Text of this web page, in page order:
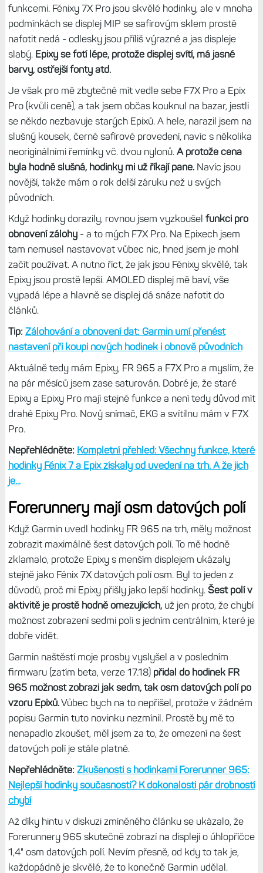
Jenže od té doby se mi mnohokrát stalo, že by se Epixy
hodily - ať už kvůli testům či kvůli focení displejů s novými
funkcemi. Fénixy 7X Pro jsou skvělé hodinky, ale v mnoha
podmínkách se displej MIP se safírovým sklem prostě
nafotit nedá - odlesky jsou příliš výrazné a jas displeje
slabý.Epixy se fotí lépe, protože displej svítí, má jasné
barvy, ostřejší fonty atd.
Je však pro mě zbytečné mít vedle sebe F7X Pro a Epix
Pro (kvůli ceně), a tak jsem občas kouknul na bazar, jestli
se někdo nezbavuje starých Epixů. A hele, narazil jsem na
slušný kousek, černé safírové provedení, navíc s několika
neoriginálními řemínky vč. dvou nylonů.A protože cena
byla hodně slušná, hodinky mi už říkají pane.
novější, takže mám o rok delší záruku než u svých
původních.
Když hodinky dorazily, rovnou jsem vyzkoušelfunkci pro
obnovení zálohy- a to mých F7X Pro. Na Epixech jsem
tam nemusel nastavovat vůbec nic, hned jsem je mohl
začít používat. A nutno říct, že jak jsou Fénixy skvělé, tak
Epixy jsou prostě lepší. AMOLED displej mě baví, vše
článků.
Tip:
Aktuálně tedy mám Epixy, FR 965 a F7X Pro a myslím, že
na pár měsíců jsem zase saturován. Dobré je, že staré
Epixy a Epixy Pro mají stejné funkce a není tedy důvod mít
drahé Epixy Pro. Nový snímač, EKG a svítilnu mám v F7X
Pro.
Nepřehlédněte: Kompletní přehled: Všechny funkce, které
hodinky Fénix 7 a Epix získaly od uvedení na trh. A že jich
je...
Forerunnery mají osm datových polí
Když Garmin uvedl hodinky FR 965 na trh, měly možnost
zobrazit maximálně šest datových polí. To mě hodně
zklamalo, protože Epixy s menším displejem ukázaly
stejně jako Fénix 7X datových polí osm. Byl to jeden z
důvodů, proč mi Epixy přišly jako lepší hodinky. Šest polí v
aktivitě je prostě hodně omezujících,
možnost zobrazení sedmi polí s jedním centrálním, které je
dobře vidět.
Garmin naštěstí moje prosby vyslyšel a v posledním
firmwaru (zatím beta, verze 17.18)přidal do hodinek FR
965 možnost zobrazi jak sedm, tak osm datových polí po
vzoru Epixů.Vůbec bych na to nepřišel, protože v žádném
popisu Garmin tuto novinku nezmínil. Prostě by mě to